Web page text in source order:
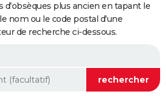
d'obsèques plus ancien en tapant le
nom ou le code postal d'une
de recherche ci-dessous.